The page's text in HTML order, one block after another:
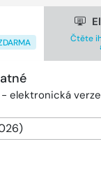
Čtěte
elektronická